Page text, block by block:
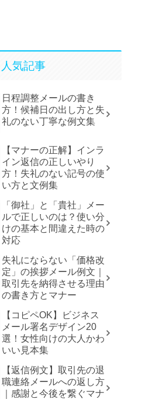
人気記事
日程調整メールの書き
方！候補日の出し方と失
礼のない丁寧な例文集
【マナーの正解】インラ
イン返信の正しいやり
方！失礼のない記号の使
い方と文例集
「御社」と「貴社」メー
ルで正しいのは？使い分
けの基本と間違えた時の
対応
失礼にならない「価格改
定」の挨拶メール例文｜
取引先を納得させる理由
の書き方とマナー
【コピペOK】ビジネス
メール署名デザイン20
選！女性向けの大人かわ
いい見本集
【返信例文】取引先の退
職連絡メールへの返し方
｜感謝と今後を繋ぐマナ